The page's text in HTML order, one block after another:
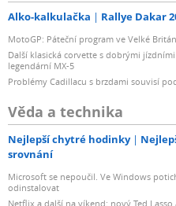
Alko-kalkulačka Rallye Dakar
MotoGP: Páteční program ve Velké
Další klasická corvette s dobrými
legendární MX-5
Problémy Cadillacu s brzdami souvisí
Věda a technika
Nejlepší chytré hodinky
srovnání
Microsoft se nepoučil. Ve Windows
odinstalovat
Netflix a další na víkend: nový Ted